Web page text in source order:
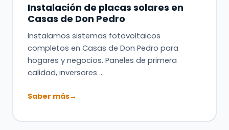
Instalación de placas solares en
Casas de Don Pedro
Instalamos sistemas fotovoltaicos
completos en Casas de Don Pedro para
hogares y negocios. Paneles de primera
calidad, inversores …
Saber más→